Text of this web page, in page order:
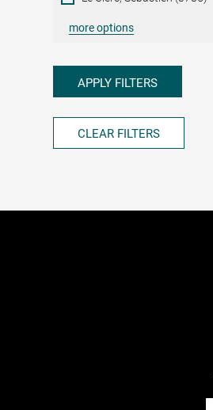
more options
APPLY FILTERS
CLEAR FILTERS